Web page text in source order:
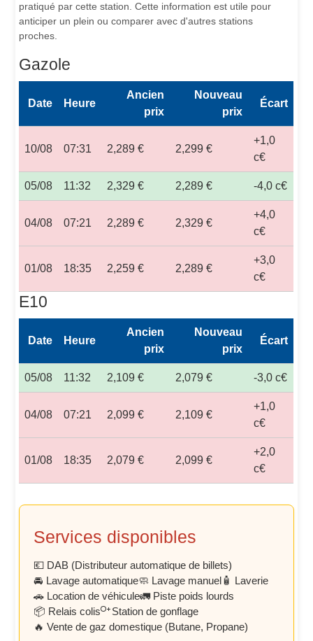
pratiqué par cette station. Cette information est utile pour
anticiper un plein ou comparer avec d'autres stations
proches.
Gazole
Date Heure
Ancien
prix
Nouveau
prix
Écart
10/08 07:31 2,289 € 2,299 €
+1,0
c€
05/08 11:32 2,329 € 2,289 € -4,0 c€
04/08 07:21 2,289 € 2,329 €
+4,0
c€
01/08 18:35 2,259 € 2,289 €
+3,0
c€
E10
Date Heure
Ancien
prix
Nouveau
prix
Écart
05/08 11:32 2,109 € 2,079 € -3,0 c€
04/08 07:21 2,099 € 2,109 €
+1,0
c€
01/08 18:35 2,079 € 2,099 €
+2,0
c€
Services disponibles
💶 DAB (Distributeur automatique de billets)
🚘 Lavage automatique🧼 Lavage manuel🧴 Laverie
🚗 Location de véhicule🚛 Piste poids lourds
📦 Relais colis
Station de gonflage
🔥 Vente de gaz domestique (Butane, Propane)